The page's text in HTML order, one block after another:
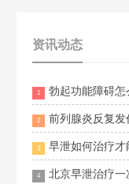
资讯动态
1 勃起功能障碍怎么治
2 前列腺炎反复发作怎么
3 早泄如何治疗
4 北京早泄治疗